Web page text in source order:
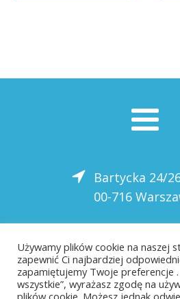
Bartycka 24/
00-716
22 559-
Używamy plików cookie na naszej
zapewnić Ci najbardziej
zapamiętujemy Twoje preferencje .
wszystkie”, wyrażasz zgodę na
plików cookie. Możesz jednak